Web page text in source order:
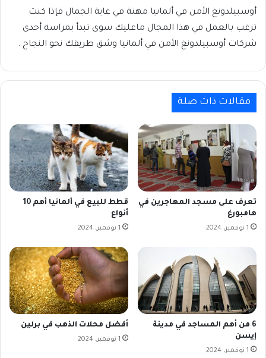
أوسبيلدونغ الأمن في ألمانيا مهنة في غاية الجمال فإذا كنت
ترغب بالعمل في هذا المجال ماعليك سوى تبدأ بمراسة أحدى
شركات أوسبيلدونغ الأمن في ألمانيا وشق طريقك نحو النجاح .
مقالات ذات صلة
تعرف على مسجد المهاجرين في
هامبورغ
1 نوفمبر، 2024
قطط للبيع في ألمانيا أهم 10
أنواع
1 نوفمبر، 2024
6 من أهم المساجد في مدينة
إيسن
1 نوفمبر، 2024
أفضل محلات الذهب في برلين
1 نوفمبر، 2024